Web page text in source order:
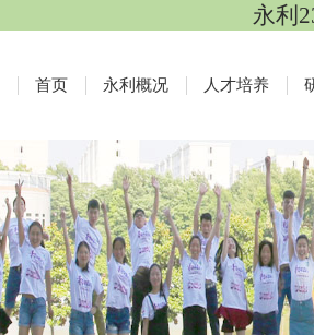
永利
首页 永利概况 人才培养